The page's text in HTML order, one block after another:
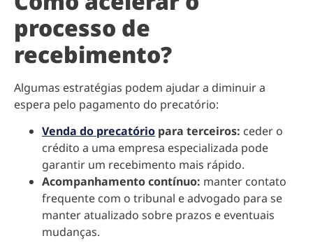
processo de
recebimento?
Algumas estratégias podem ajudar a diminuir a
espera pelo pagamento do precatório:
Venda do precatório para terceiros: ceder o
crédito a uma empresa especializada pode
garantir um recebimento mais rápido.
Acompanhamento contínuo: manter contato
frequente com o tribunal e advogado para se
manter atualizado sobre prazos e eventuais
mudanças.